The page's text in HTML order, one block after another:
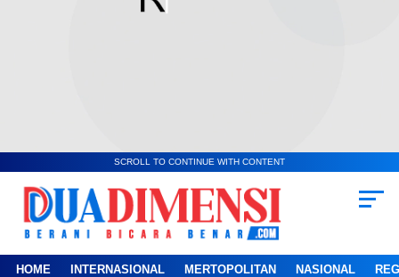
SCROLL TO CONTINUE WITH CONTENT
HOME INTERNASIONAL MERTOPOLITAN NASIONAL
Advertesment